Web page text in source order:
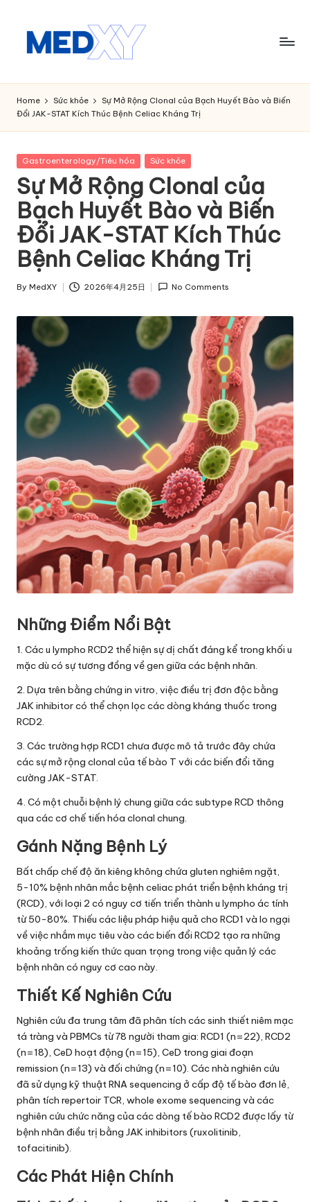
M
e
d
x
y
A
I
Home Sức khỏe
Sự Mở Rộng Clonal của Bạch Huyết Bào và Biến
Đổi JAK-STAT Kích Thúc Bệnh Celiac Kháng Trị
Posted
Gastroenterology/Tiêu hóa Sức khỏe
Sự Mở Rộng Clonal của
Bạch Huyết Bào và Biến
Đổi JAK-STAT Kích Thúc
Bệnh Celiac Kháng Trị
Posted
By MedXY 2026年4月25日 No Comments
Những Điểm Nổi Bật
1. Các u lympho RCD2 thể hiện sự dị chất đáng kể trong khối u
mặc dù có sự tương đồng về gen giữa các bệnh nhân.
2. Dựa trên bằng chứng in vitro, việc điều trị đơn độc bằng
JAK inhibitor có thể chọn lọc các dòng kháng thuốc trong
RCD2.
3. Các trường hợp RCD1 chưa được mô tả trước đây chứa
các sự mở rộng clonal của tế bào T với các biến đổi tăng
cường JAK-STAT.
4. Có một chuỗi bệnh lý chung giữa các subtype RCD thông
qua các cơ chế tiến hóa clonal chung.
Gánh Nặng Bệnh Lý
Bất chấp chế độ ăn kiêng không chứa gluten nghiêm ngặt,
5-10% bệnh nhân mắc bệnh celiac phát triển bệnh kháng trị
(RCD), với loại 2 có nguy cơ tiến triển thành u lympho ác tính
từ 50-80%. Thiếu các liệu pháp hiệu quả cho RCD1 và lo ngại
về việc nhắm mục tiêu vào các biến đổi RCD2 tạo ra những
khoảng trống kiến thức quan trọng trong việc quản lý các
bệnh nhân có nguy cơ cao này.
Thiết Kế Nghiên Cứu
Nghiên cứu đa trung tâm đã phân tích các sinh thiết niêm mạc
tá tràng và PBMCs từ 78 người tham gia: RCD1 (n=22), RCD2
(n=18), CeD hoạt động (n=15), CeD trong giai đoạn
remission (n=13) và đối chứng (n=10). Các nhà nghiên cứu
đã sử dụng kỹ thuật RNA sequencing ở cấp độ tế bào đơn lẻ,
phân tích repertoir TCR, whole exome sequencing và các
nghiên cứu chức năng của các dòng tế bào RCD2 được lấy từ
bệnh nhân điều trị bằng JAK inhibitors (ruxolitinib,
tofacitinib).
Các Phát Hiện Chính